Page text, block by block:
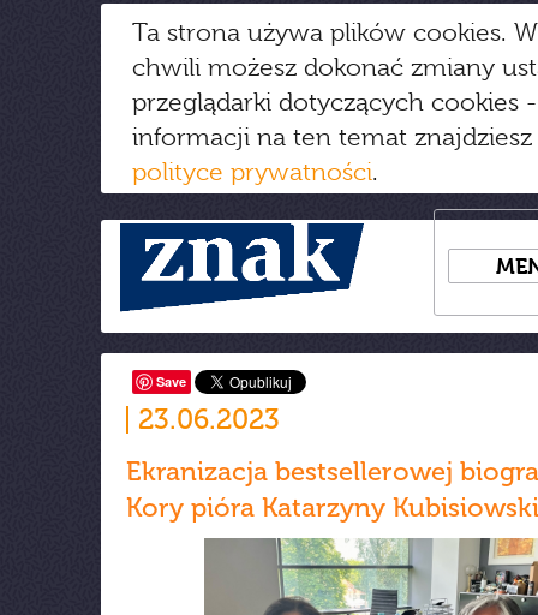
Ta strona używa plików cookies.
chwili możesz dokonać zmiany
przeglądarki dotyczących cookies
informacji na ten temat
polityce prywatności.
Save
23.06.2023
Ekranizacja bestsellerowej
Kory pióra Katarzyny